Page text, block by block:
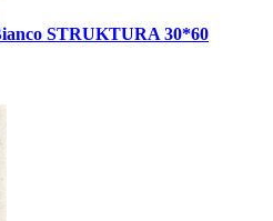
STRUKTURA 30*60